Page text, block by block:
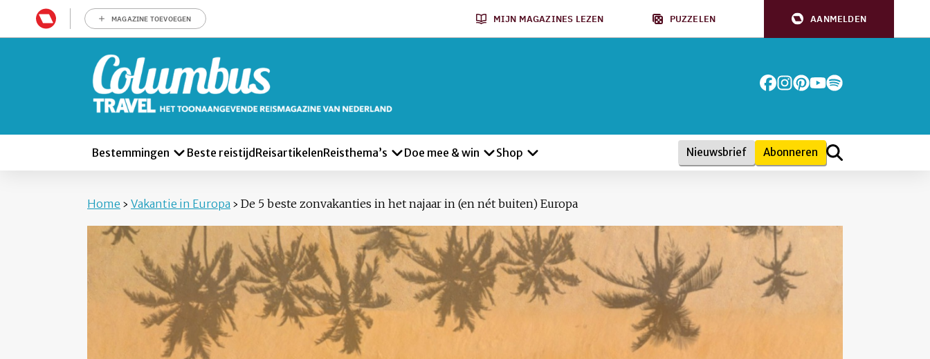
MAGAZINE TOEVOEGEN MIJN MAGAZINES LEZEN PUZZELEN AANMELDEN
Bestemmingen Beste reistijd ReisartikelenReisthema’s Doe mee & win Shop Nieuwsbrief Abonneren
Home › Vakantie in Europa › De 5 beste zonvakanties in het najaar in (en nét buiten) Europa